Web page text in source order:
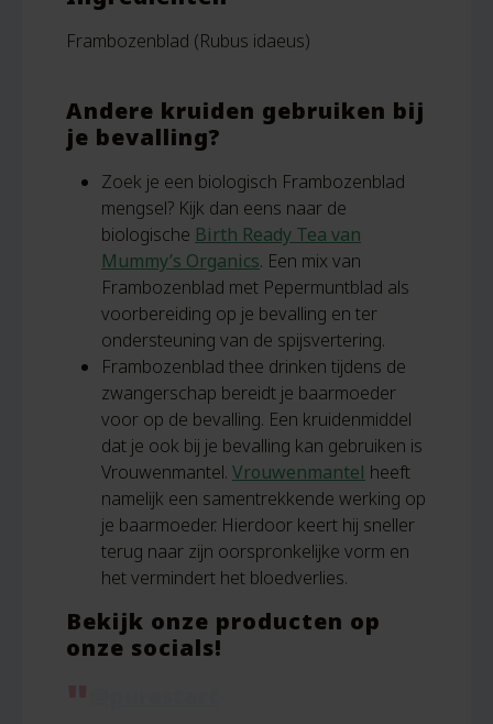
Frambozenblad (Rubus idaeus)
Andere kruiden gebruiken bij
je bevalling?
Zoek je een biologisch Frambozenblad
mengsel? Kijk dan eens naar de
biologische Birth Ready Tea van
Mummy’s Organics. Een mix van
Frambozenblad met Pepermuntblad als
voorbereiding op je bevalling en ter
ondersteuning van de spijsvertering.
Frambozenblad thee drinken tijdens de
zwangerschap bereidt je baarmoeder
voor op de bevalling. Een kruidenmiddel
dat je ook bij je bevalling kan gebruiken is
Vrouwenmantel. Vrouwenmantel heeft
namelijk een samentrekkende werking op
je baarmoeder. Hierdoor keert hij sneller
terug naar zijn oorspronkelijke vorm en
het vermindert het bloedverlies.
Bekijk onze producten op
onze socials!